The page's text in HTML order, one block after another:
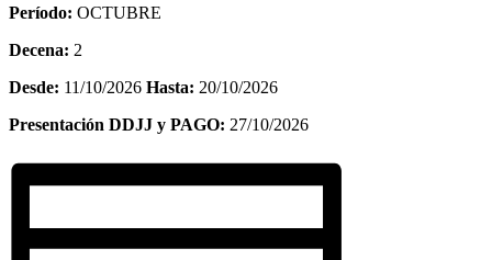
Período: OCTUBRE
Decena: 2
Desde: 11/10/2026 Hasta: 20/10/2026
Presentación DDJJ y PAGO: 27/10/2026